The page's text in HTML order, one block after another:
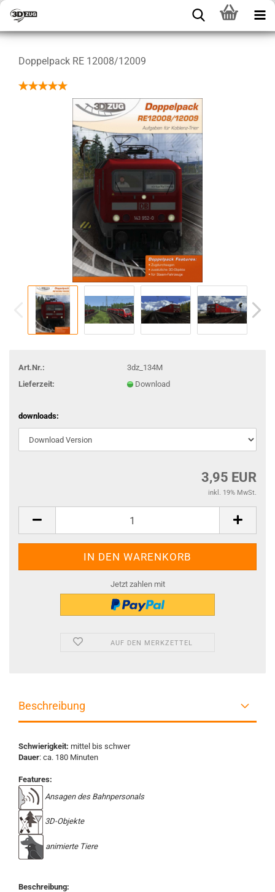
Doppelpack RE 12008/12009
Art.Nr.:
3dz_134M
Lieferzeit:
Download
downloads:
3,95 EUR
inkl. 19% MwSt.
Jetzt zahlen mit
AUF DEN MERKZETTEL
Beschreibung
Schwierigkeit: mittel bis schwer
Dauer: ca. 180 Minuten
Features:
Ansagen des Bahnpersonals
3D-Objekte
animierte Tiere
Beschreibung: